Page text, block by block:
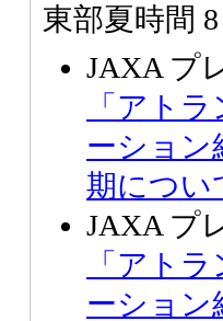
東部夏時間
JAXA プ
「アト
ーション
期につい
JAXA プ
「アト
ーション